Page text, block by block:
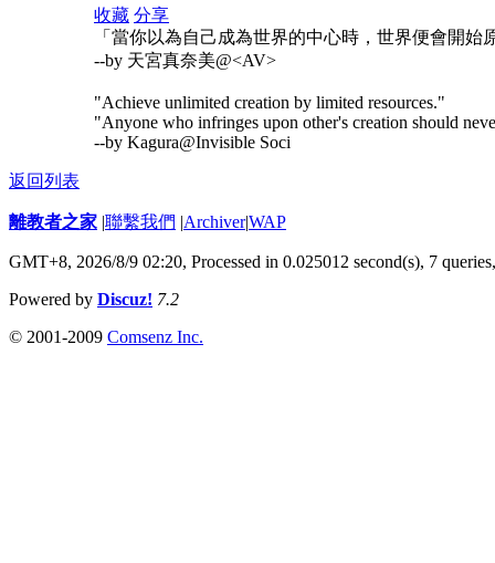
收藏 分享
「當你以為自己成為世界的中心時，世界便會開始
--by 天宮真奈美@<AV>
"Achieve unlimited creation by limited resources."
"Anyone who infringes upon other's creation should
--by Kagura@Invisible Soci
返回列表
離教者之家 |聯繫我們 |Archiver|WAP
GMT+8, 2026/8/9 02:20, Processed in 0.025012 second(s), 7
Powered by Discuz! 7.2
© 2001-2009 Comsenz Inc.